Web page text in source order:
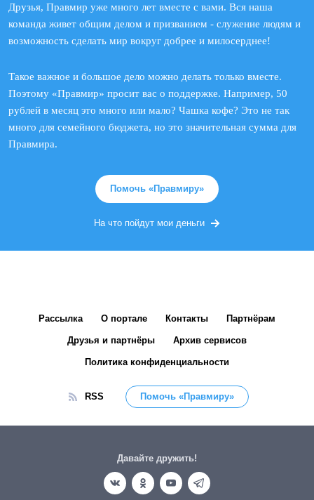
Друзья, Правмир уже много лет вместе с вами. Вся наша
команда живет общим делом и призванием - служение людям и
возможность сделать мир вокруг добрее и милосерднее!
Такое важное и большое дело можно делать только вместе.
Поэтому «Правмир» просит вас о поддержке. Например, 50
рублей в месяц это много или мало? Чашка кофе? Это не так
много для семейного бюджета, но это значительная сумма для
Правмира.
Помочь «Правмиру»
На что пойдут мои деньги
Рассылка О портале Контакты Партнёрам
Друзья и партнёры Архив сервисов
Политика конфиденциальности
RSS Помочь «Правмиру»
Давайте дружить!